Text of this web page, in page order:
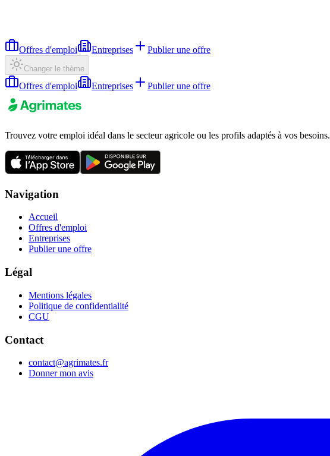
Offres d'emploi Entreprises Publier une offre
Changer le thème
Offres d'emploi Entreprises Publier une offre
Trouvez votre emploi idéal dans le secteur agricole ou les profils adaptés à vos besoins.
Navigation
Accueil
Offres d'emploi
Entreprises
Publier une offre
Légal
Mentions légales
Politique de confidentialité
CGU
Contact
contact@agrimates.fr
Donner mon avis